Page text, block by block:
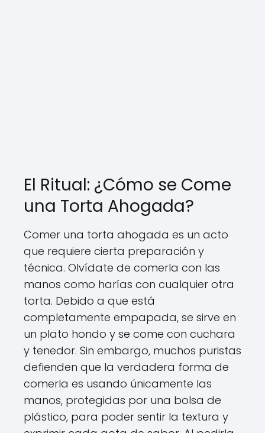
El Ritual: ¿Cómo se Come
una Torta Ahogada?
Comer una torta ahogada es un acto
que requiere cierta preparación y
técnica. Olvídate de comerla con las
manos como harías con cualquier otra
torta. Debido a que está
completamente empapada, se sirve en
un plato hondo y se come con cuchara
y tenedor. Sin embargo, muchos puristas
defienden que la verdadera forma de
comerla es usando únicamente las
manos, protegidas por una bolsa de
plástico, para poder sentir la textura y